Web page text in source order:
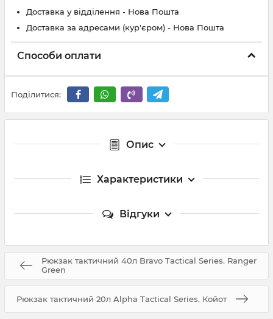
Доставка у відділення - Нова Пошта
Доставка за адресами (кур'єром) - Нова Пошта
Способи оплати
Поділитися:
Опис
Характеристики
Відгуки
Рюкзак тактичний 40л Bravo Tactical Series. Ranger
Green
Рюкзак тактичний 20л Alpha Tactical Series. Койот